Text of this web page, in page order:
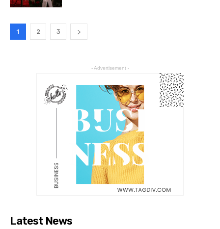
1 2 3
- Advertisement -
Latest News